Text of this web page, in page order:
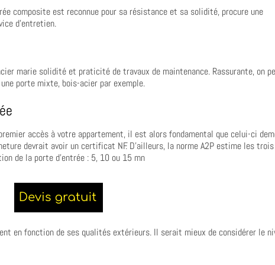
composite est reconnue pour sa résistance et sa solidité, procure une
d’entretien.
marie solidité et praticité de travaux de maintenance. Rassurante, on
porte mixte, bois-acier par exemple.
accès à votre appartement, il est alors fondamental que celui-ci
devrait avoir un certificat NF. D’ailleurs, la norme A2P estime les trois
de la porte d’entrée : 5, 10 ou 15 mn
en fonction de ses qualités extérieurs. Il serait mieux de considérer le